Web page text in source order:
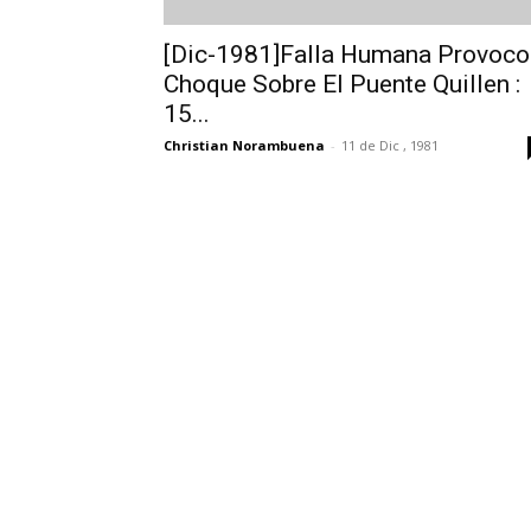
[Dic-1981]Falla Humana Provoco
Choque Sobre El Puente Quillen :
15...
Christian Norambuena - 11 de Dic , 1981